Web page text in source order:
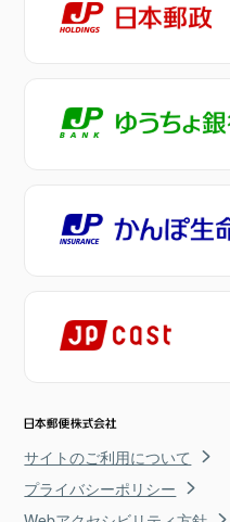
サイトのご利用について
プライバシーポリシー